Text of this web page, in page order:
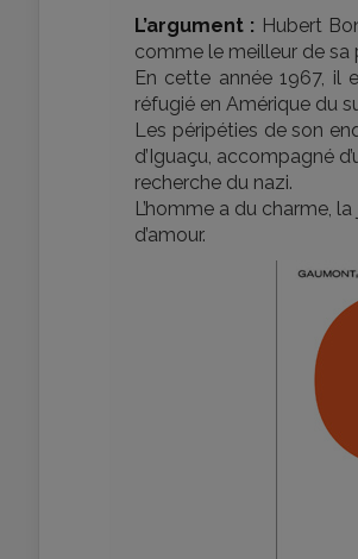
L’argument : Hubert
comme le meilleur de sa
En cette année 1967, il
réfugié en Amérique du
Les péripéties de son
d’Iguaçu, accompagné
recherche du nazi.
L’homme a du charme,
d’amour.